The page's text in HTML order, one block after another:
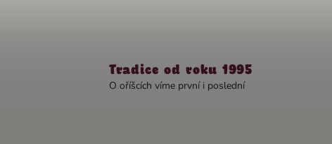
Tradice od roku 1995
O oříšcích víme první i poslední